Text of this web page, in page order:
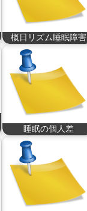
概日リズム睡眠障害
概日リズム睡眠障害
と…
睡眠の個人差
ヒトの睡眠時間はひ
と…